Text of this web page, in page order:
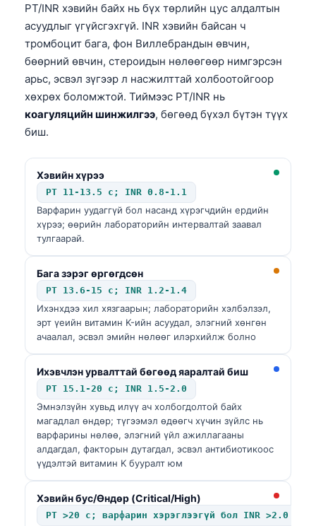
PT/INR хэвийн байх нь бүх төрлийн цус алдалтын
асуудлыг үгүйсгэхгүй. INR хэвийн байсан ч
тромбоцит бага, фон Виллебрандын өвчин,
бөөрний өвчин, стероидын нөлөөгөөр нимгэрсэн
арьс, эсвэл зүгээр л насжилттай холбоотойгоор
хөхрөх боломжтой. Тиймээс PT/INR нь
коагуляцийн шинжилгээ, бөгөөд бүхэл бүтэн түүх
биш.
Хэвийн хүрээ
PT 11-13.5 с; INR 0.8-1.1
Варфарин уудаггүй бол насанд хүрэгчдийн ердийн
хүрээ; өөрийн лабораторийн интервалтай заавал
тулгаарай.
Бага зэрэг өргөгдсөн
PT 13.6-15 с; INR 1.2-1.4
Ихэнхдээ хил хязгаарын; лабораторийн хэлбэлзэл,
эрт үеийн витамин K-ийн асуудал, элэгний хөнгөн
ачаалал, эсвэл эмийн нөлөөг илэрхийлж болно
Ихэвчлэн урвалттай бөгөөд яаралтай биш
PT 15.1-20 с; INR 1.5-2.0
Эмнэлзүйн хувьд илүү ач холбогдолтой байх
магадлал өндөр; түгээмэл өдөөгч хүчин зүйлс нь
варфарины нөлөө, элэгний үйл ажиллагааны
алдагдал, факторын дутагдал, эсвэл антибиотикоос
үүдэлтэй витамин K бууралт юм
Хэвийн бус/Өндөр (Critical/High)
PT >20 с; варфарин хэрэглээгүй бол INR >2.0